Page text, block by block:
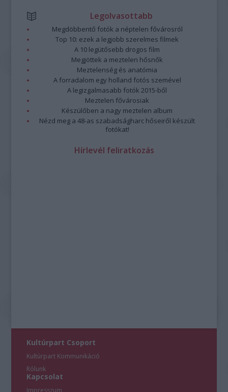
Legolvasottabb
Megdöbbentő fotók a néptelen fővárosról
Top 10: ezek a legjobb szerelmes filmek
A 10 legütősebb drogos film
Megjöttek a meztelen hősnők
Meztelenség és anatómia
A forradalom egy holland fotós szemével
A legizgalmasabb fotók 2015-ből
Meztelen fővárosiak
Készülőben a nagy meztelen album
Nézd meg a 48-as szabadságharc hőseiről készült
fotókat!
Hírlevél feliratkozás
Kultúrpart Csoport
Kultúrpart Kommunikáció
Rólunk
Kapcsolat